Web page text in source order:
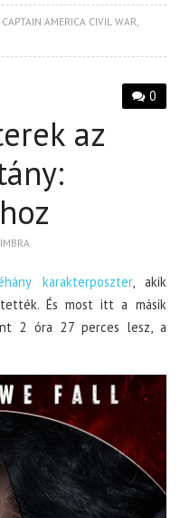
CAPTAIN AMERICA CIVIL WAR,
0
az
karakterposzter, akik
És most itt a másik
2 óra 27 perces lesz, a